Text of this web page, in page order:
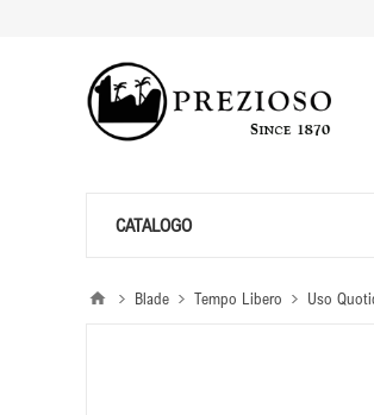
CATALOGO
Blade Tempo Libero Uso